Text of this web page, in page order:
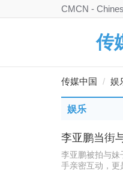
CMCN -
传
传媒中国 娱
娱乐
李亚鹏当街
李亚鹏被拍与妹
手亲密互动，更